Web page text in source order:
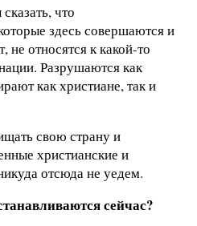
что
здесь совершаются и
не относятся к какой-то
Разрушаются как
как христиане, так и
свою страну и
христианские и
отсюда не уедем.
сейчас?